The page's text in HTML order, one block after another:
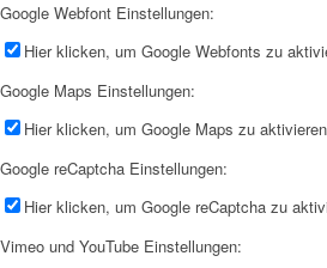
Google Webfont Einstellungen:
Hier klicken, um Google Webfonts zu
Google Maps Einstellungen:
Hier klicken, um Google Maps zu
Google reCaptcha Einstellungen:
Hier klicken, um Google reCaptcha zu
Vimeo und YouTube Einstellungen: